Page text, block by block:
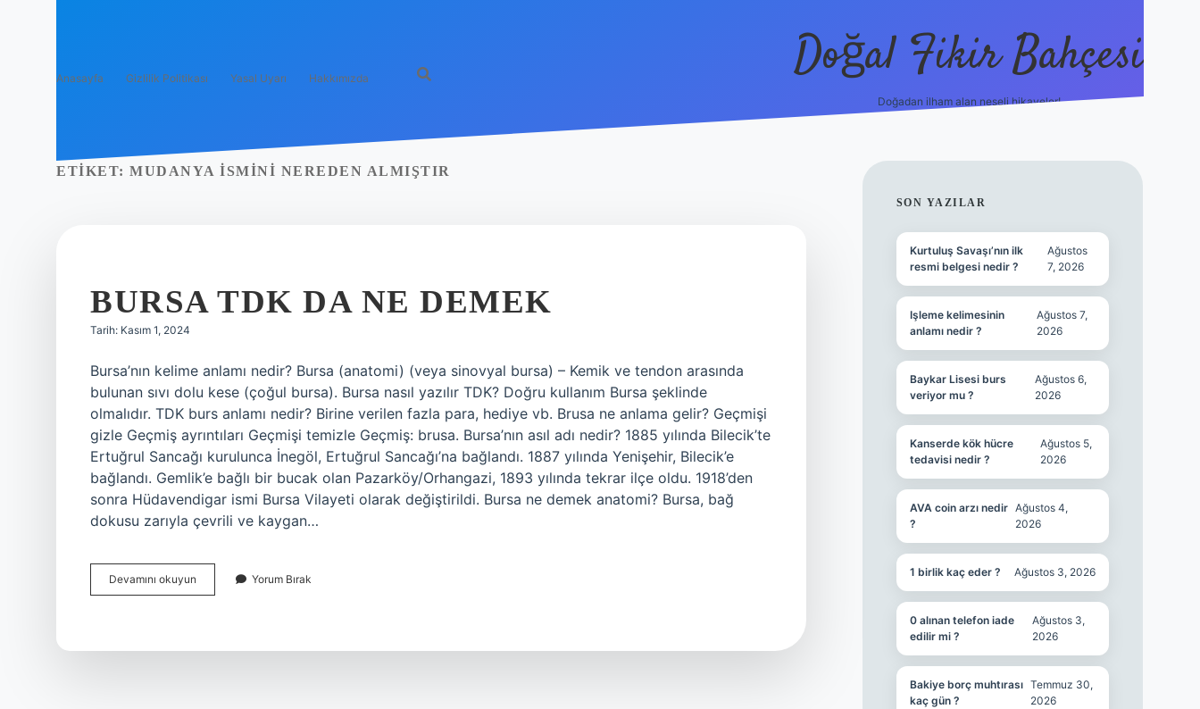
Anasayfa Gizlilik Politikası Yasal Uyarı Hakkımızda Doğal Fikir Bahçesi
Doğadan ilham alan neşeli hikayeler!
ETIKET: MUDANYA ISMINI NEREDEN ALMIŞTIR
BURSA TDK DA NE DEMEK
Tarih: Kasım 1, 2024
Bursa’nın kelime anlamı nedir? Bursa (anatomi) (veya sinovyal bursa) – Kemik ve tendon arasında
bulunan sıvı dolu kese (çoğul bursa). Bursa nasıl yazılır TDK? Doğru kullanım Bursa şeklinde
olmalıdır. TDK burs anlamı nedir? Birine verilen fazla para, hediye vb. Brusa ne anlama gelir? Geçmişi
gizle Geçmiş ayrıntıları Geçmişi temizle Geçmiş: brusa. Bursa’nın asıl adı nedir? 1885 yılında Bilecik’te
Ertuğrul Sancağı kurulunca İnegöl, Ertuğrul Sancağı’na bağlandı. 1887 yılında Yenişehir, Bilecik’e
bağlandı. Gemlik’e bağlı bir bucak olan Pazarköy/Orhangazi, 1893 yılında tekrar ilçe oldu. 1918’den
sonra Hüdavendigar ismi Bursa Vilayeti olarak değiştirildi. Bursa ne demek anatomi? Bursa, bağ
dokusu zarıyla çevrili ve kaygan…
Devamını okuyun
Tdk
Yorum Bırak
SIDEBAR
SON YAZILAR
Kurtuluş Savaşı’nın ilk
resmi belgesi nedir ?
Ağustos
7, 2026
Işleme kelimesinin
anlamı nedir ?
Ağustos 7,
2026
Baykar Lisesi burs
veriyor mu ?
Ağustos 6,
2026
Kanserde kök hücre
tedavisi nedir ?
Ağustos 5,
2026
AVA coin arzı nedir
?
Ağustos 4,
2026
1 birlik kaç eder ? Ağustos 3, 2026
0 alınan telefon iade
edilir mi ?
Ağustos 3,
2026
Bakiye borç muhtırası
kaç gün ?
Temmuz 30,
2026
grandoperabet